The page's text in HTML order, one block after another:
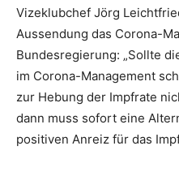
Vizeklubchef Jörg
Aussendung das Corona-
Bundesregierung: „Sollte
im Corona-Management
zur Hebung der Impfrate
dann muss sofort eine
positiven Anreiz für das